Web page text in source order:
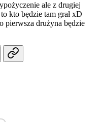
ale z drugiej
kto będzie tam grał xD
pierwsza drużyna będzie